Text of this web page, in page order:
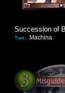
Trait : Machina